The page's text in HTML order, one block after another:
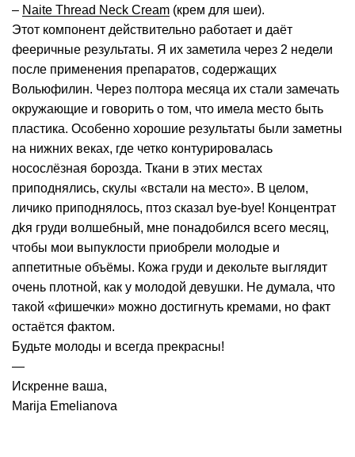
– Naite Thread Neck Cream (крем для шеи).
Этот компонент действительно работает и даёт
фееричные результаты. Я их заметила через 2 недели
после применения препаратов, содержащих
Вольюфилин. Через полтора месяца их стали замечать
окружающие и говорить о том, что имела место быть
пластика. Особенно хорошие результаты были заметны
на нижних веках, где четко контурировалась
носослёзная борозда. Ткани в этих местах
приподнялись, скулы «встали на место». В целом,
личико приподнялось, птоз сказал bye-bye! Концентрат
дkя груди волшебный, мне понадобился всего месяц,
чтобы мои выпуклости приобрели молодые и
аппетитные объёмы. Кожа груди и декольте выглядит
очень плотной, как у молодой девушки. Не думала, что
такой «фишечки» можно достигнуть кремами, но факт
остаётся фактом.
Будьте молоды и всегда прекрасны!
—
Искренне ваша,
Marija Emelianova